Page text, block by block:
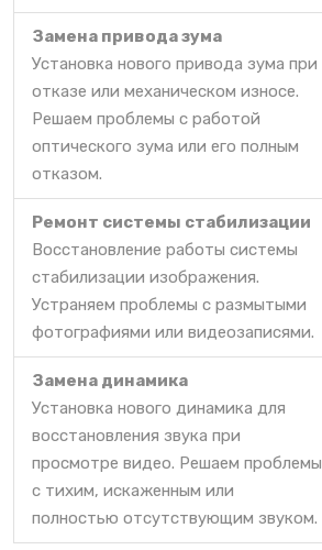
Замена привода зума
Установка нового привода зума при
отказе или механическом износе.
Решаем проблемы с работой
оптического зума или его полным
отказом.
Ремонт системы стабилизации
Восстановление работы системы
стабилизации изображения.
Устраняем проблемы с размытыми
фотографиями или видеозаписями.
Замена динамика
Установка нового динамика для
восстановления звука при
просмотре видео. Решаем проблемы
с тихим, искаженным или
полностью отсутствующим звуком.